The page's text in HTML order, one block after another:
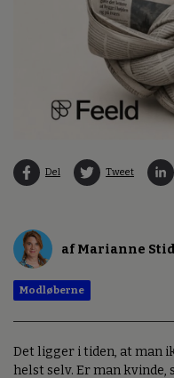
Del Tweet
af Marianne
Modløberne
Det ligger i tiden, at man
helst selv. Er man kvinde,